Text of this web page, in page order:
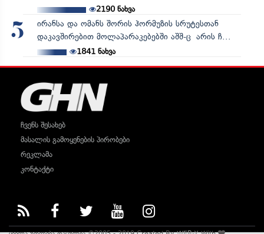
2190ნახვა
5
ირანსა და ომანს შორის ჰორმუზის სრუტესთან
დაკავშირებით მოლაპარაკებებში აშშ-ც არის ჩ...
1841ნახვა
ჩვენს შესახებ
მასალის გამოყენების პირობები
რეკლამა
კონტაქტი